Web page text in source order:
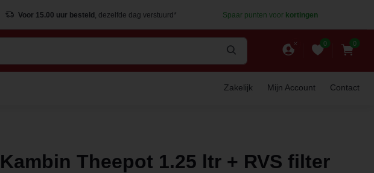
Voor 15.00 uur besteld , dezelfde dag verstuurd* Spaar punten voor kortingen
0 0
Zakelijk Mijn Account Contact
Kambin Theepot 1.25 ltr + RVS filter